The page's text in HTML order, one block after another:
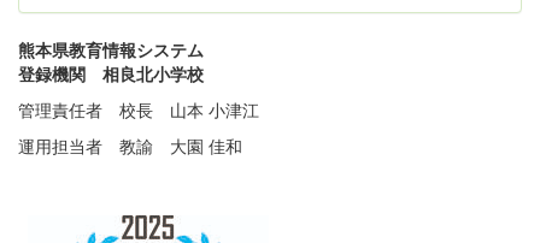
熊本県教育情報システム
登録機関 相良北小学校
管理責任者 校長 山本 小津江
運用担当者 教諭 大園 佳和